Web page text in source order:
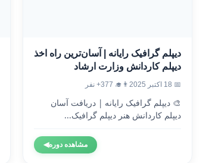
دیپلم گرافیک رایانه | آسان‌ترین راه اخذ
دیپلم کاردانش وزارت ارشاد
📅 18 اکتبر 2025 👨‍🎓 377+ نفر
🎨 دیپلم گرافیک رایانه | دریافت آسان
دیپلم کاردانش هنر دیپلم گرافیک...
مشاهده دوره◀